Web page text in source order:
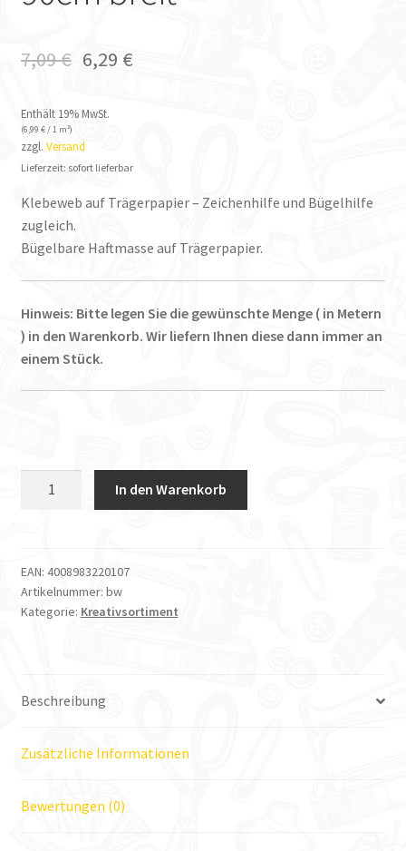
7,09€ 6,29 €
Enthält 19% MwSt.
(6,99 €/ 1 m²)
zzgl. Versand
Lieferzeit: sofort lieferbar
Klebeweb auf Trägerpapier – Zeichenhilfe und Bügelhilfe
zugleich.
Bügelbare Haftmasse auf Trägerpapier.
Hinweis: Bitte legen Sie die gewünschte Menge ( in Metern
) in den Warenkorb. Wir liefern Ihnen diese dann immer an
einem Stück.
90cm
breit
Menge
In den Warenkorb
EAN: 4008983220107
Artikelnummer: bw
Kategorie: Kreativsortiment
Beschreibung
Zusätzliche Informationen
Bewertungen (0)